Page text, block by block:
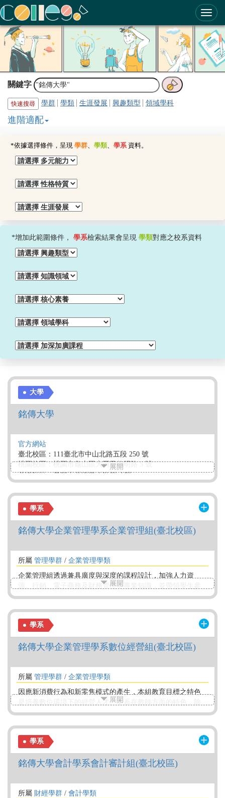
ColleGo! 大學選才與高中育才輔助系統
關鍵字
快速搜尋 學群 學類 生涯發展 興趣類型 領域學科
進階適配
*依據選擇條件，呈現 學群、 學類、 學系資料。
*增加此範圍條件， 學系檢索結果會呈現 學類對應之校系資料
大學
銘傳大學
官方網站
臺北校區：111臺北市中山北路五段 250 號
桃園校區：桃園市龜山區大同里德明路 5 號
基河校區：臺北市基河路 130 號 3 樓
金門校區：金門縣金沙鎮德明路105 號
展開
學系
銘傳大學企業管理學系企業管理組(臺北校區)
所屬 管理學群 / 企業管理學類
企業管理組透過兼具廣度與深度的課程設計，加強人力資
源、行銷、電子商務及財務管理等專業知識，並帶領學生參
加競賽及企業參訪，提升就業競爭力。此外結合職涯課程，
展開
學系
銘傳大學企業管理學系數位經營組(臺北校區)
所屬 管理學群 / 企業管理學類
因應新消費行為和新零售模式的產生，本組教育目標之特色
是培養數位環境下的經營人才。本系在教師方面的特色，除
企管專業教師之外，亦擁有電商實務界之師資，特別是數位
中做之理念，結合產學強調實作。
展開
學系
銘傳大學會計學系會計審計組(臺北校區)
所屬 財經學群 / 會計學類